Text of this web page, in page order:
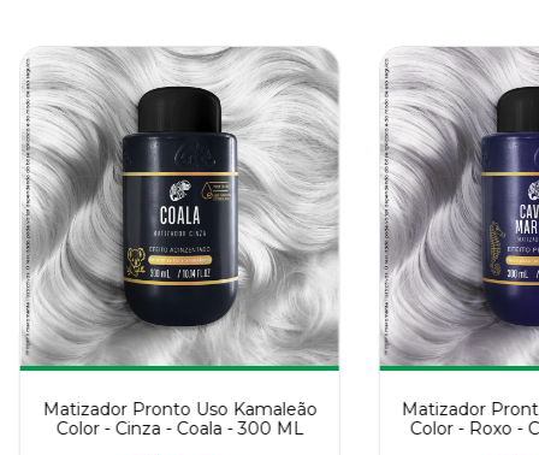
Matizador Pronto Uso Kamaleão
Color - Cinza - Coala - 300 ML
Matizador
Color - Roxo -